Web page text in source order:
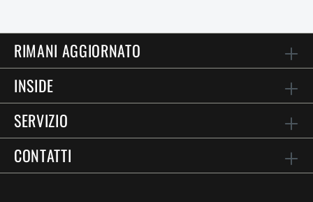
RIMANI AGGIORNATO
INSIDE
SERVIZIO
CONTATTI